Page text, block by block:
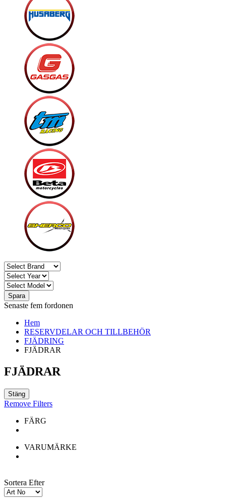
Spara
Senaste fem fordonen
Hem
RESERVDELAR OCH TILLBEHÖR
FJÄDRING
FJÄDRAR
FJÄDRAR
Stäng
Remove Filters
FÄRG
VARUMÄRKE
Sortera Efter